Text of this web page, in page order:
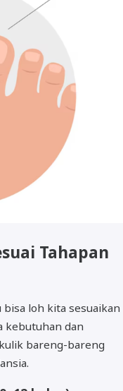
Tahapan
loh kita sesuaikan
kebutuhan dan
bareng-bareng